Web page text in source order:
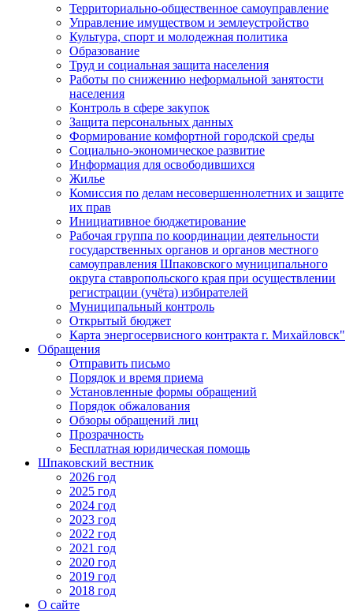
Территориально-общественное самоуправление
Управление имуществом и землеустройство
Культура, спорт и молодежная политика
Образование
Труд и социальная защита населения
Работы по снижению неформальной занятости
населения
Контроль в сфере закупок
Защита персональных данных
Формирование комфортной городской среды
Социально-экономическое развитие
Информация для освободившихся
Жилье
Комиссия по делам несовершеннолетних и защите
их прав
Инициативное бюджетирование
Рабочая группа по координации деятельности
государственных органов и органов местного
самоуправления Шпаковского муниципального
округа ставропольского края при осуществлении
регистрации (учёта) избирателей
Муниципальный контроль
Открытый бюджет
Карта энергосервисного контракта г. Михайловск"
Обращения
Отправить письмо
Порядок и время приема
Установленные формы обращений
Порядок обжалования
Обзоры обращений лиц
Прозрачность
Бесплатная юридическая помощь
Шпаковский вестник
2026 год
2025 год
2024 год
2023 год
2022 год
2021 год
2020 год
2019 год
2018 год
О сайте